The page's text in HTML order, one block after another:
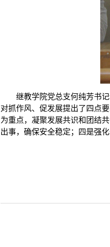
继教学院党总支何纯芳书
对抓作风、促发展提出了四点
为重点，凝聚发展共识和团结
出事，确保安全稳定；四是强